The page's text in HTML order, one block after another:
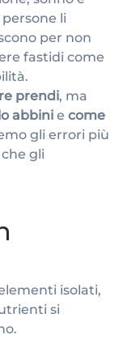
li
per non
fastidi come
prendi, ma
abbini e come
gli errori più
gli
isolati,
si